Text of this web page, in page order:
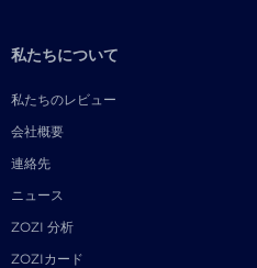
私たちについて
私たちのレビュー
会社概要
連絡先
ニュース
ZOZI 分析
ZOZIカード